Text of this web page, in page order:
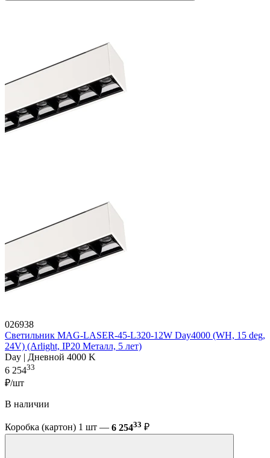
026938
Светильник MAG-LASER-45-L320-12W Day4000 (WH, 15 deg,
24V) (Arlight, IP20 Металл, 5 лет)
Day | Дневной 4000 K
6 25433
₽/шт
В наличии
Коробка (картон) 1 шт — 6 25433 ₽